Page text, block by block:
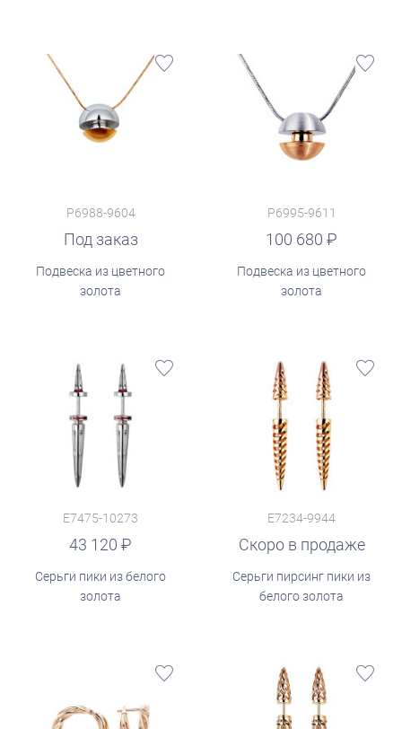
P6988-9604
Под заказ
Подвеска из цветного
золота
P6995-9611
100 680
руб.
Подвеска из цветного
золота
E7475-10273
43 120
Серьги пики из белого
золота
E7234-9944
Скоро в продаже
Серьги пирсинг пики из
белого золота